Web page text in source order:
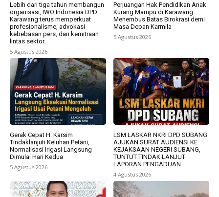
Lebih dari tiga tahun membangun
organisasi, IWO Indonesia DPD
Karawang terus memperkuat
profesionalisme, advokasi
kebebasan pers, dan kemitraan
lintas sektor.
5 Agustus 2026
Perjuangan Hak Pendidikan Anak
Kurang Mampu di Karawang:
Menembus Batas Birokrasi demi
Masa Depan Karmila
5 Agustus 2026
Gerak Cepat H. Karsim
Tindaklanjuti Keluhan Petani,
Normalisasi Irigasi Langsung
Dimulai Hari Kedua
5 Agustus 2026
LSM LASKAR NKRI DPD SUBANG
AJUKAN SURAT AUDIENSI KE
KEJAKSAAN NEGERI SUBANG,
TUNTUT TINDAK LANJUT
LAPORAN PENGADUAN
4 Agustus 2026